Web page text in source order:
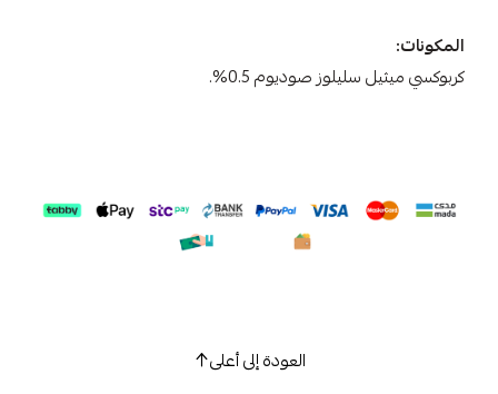
المكونات:
كربوكسي ميثيل سليلوز صوديوم 0.5%.
العودة إلى أعلى